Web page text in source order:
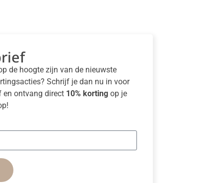
de hoogte zijn van de nieuwste
Schrijf je dan nu in voor
en ontvang direct 10% kortingop je